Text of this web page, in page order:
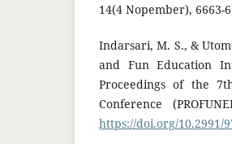
14(4 Nopember), 6663-
Indarsari, M. S., &
and Fun Education
Proceedings of the
Conference
https://doi.org/10.2991/